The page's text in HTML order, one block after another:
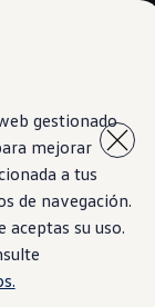
gestionado
mejorar
a tus
de navegación.
aceptas su uso.